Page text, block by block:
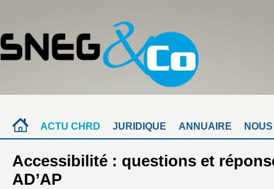
ACTU CHRD JURIDIQUE ANNUAIRE
Accessibilité : questions et
AD’AP